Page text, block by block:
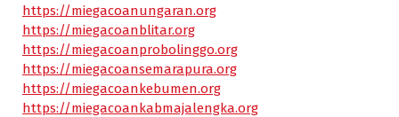
https://miegacoanungaran.org
https://miegacoanblitar.org
https://miegacoanprobolinggo.org
https://miegacoansemarapura.org
https://miegacoankebumen.org
https://miegacoankabmajalengka.org